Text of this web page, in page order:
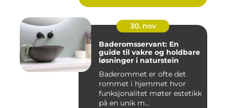
30. nov
Baderomsservant: En
guide til vakre og holdbare
løsninger i naturstein
Baderommet er ofte det
rommet i hjemmet hvor
funksjonalitet møter estetikk
på en unik m...